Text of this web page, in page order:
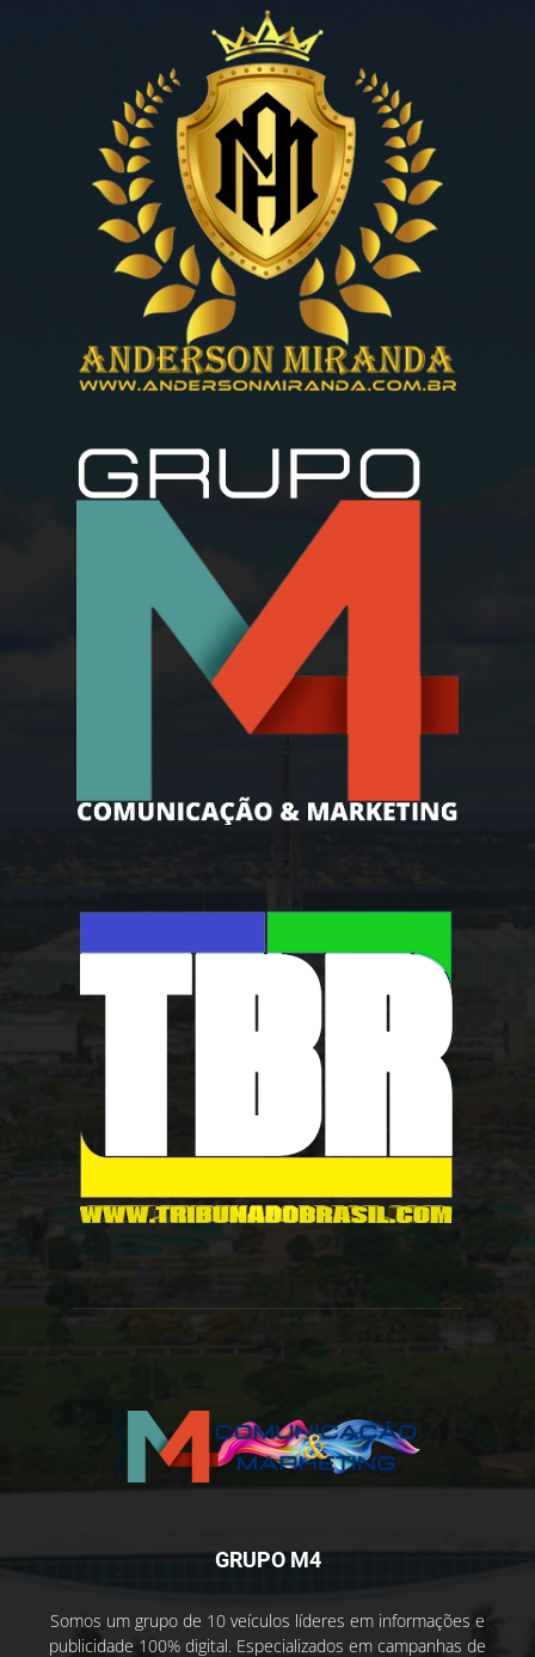
GRUPO M4
Somos um grupo de 10 veículos líderes em informações e
publicidade 100% digital. Especializados em campanhas de